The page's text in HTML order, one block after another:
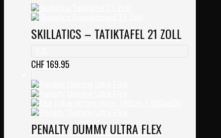
SKILLATICS – TATIKTAFEL 21 ZOLL
CHF169.95
PENALTY DUMMY ULTRA FLEX